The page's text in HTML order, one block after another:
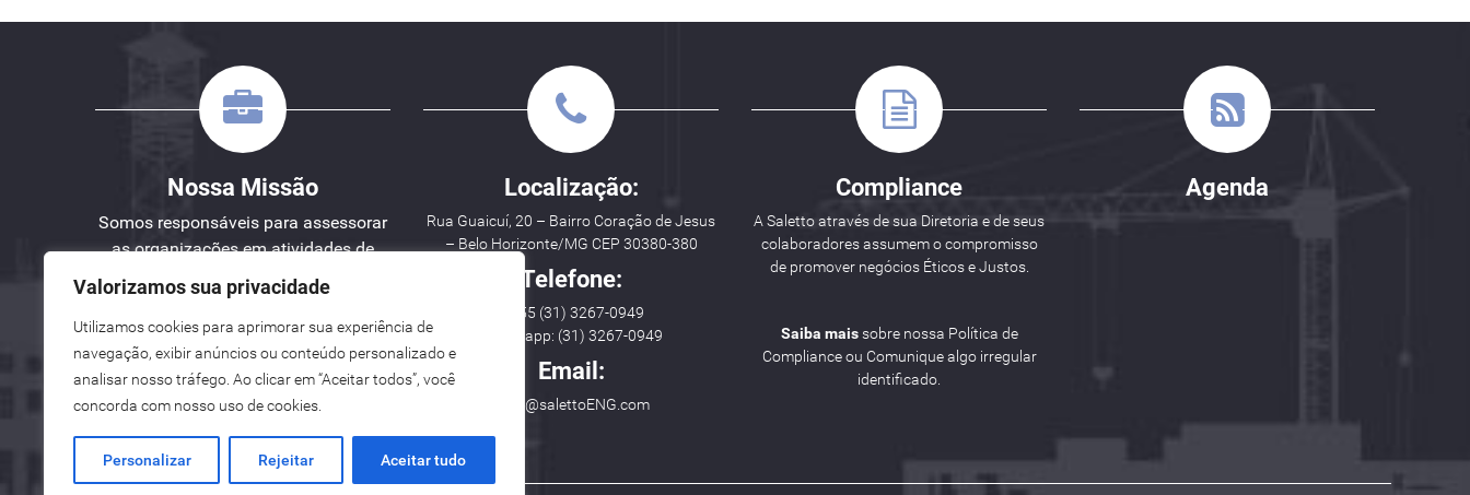
Valorizamos sua privacidade
Utilizamos cookies para aprimorar sua experiência de
navegação, exibir anúncios ou conteúdo personalizado e
analisar nosso tráfego. Ao clicar em “Aceitar todos”, você
concorda com nosso uso de cookies.
Personalizar Rejeitar Aceitar tudo
Nossa Missão
Somos responsáveis para assessorar
as organizações em atividades de
Engenharia, Planejamento e Gestão
de Projetos.
See here an English version for you.
Vea aquí una versión en español para ti.
Localização:
Rua Guaicuí, 20 – Bairro Coração de Jesus
– Belo Horizonte/MG CEP 30380-380
Telefone:
++ 55 (31) 3267-0949
Whatsapp: (31) 3267-0949
Email:
hello@salettoENG.com
Compliance
A Saletto através de sua Diretoria e de seus
colaboradores assumem o compromisso
de promover negócios Éticos e Justos.
Saiba maissobre nossa Política de
Compliance ou Comunique algo irregular
identificado.
Agenda